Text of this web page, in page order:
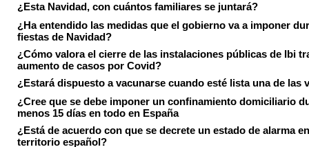
¿Esta Navidad, con cuántos familiares se juntará?
¿Ha entendido las medidas que el gobierno va a imponer
fiestas de Navidad?
¿Cómo valora el cierre de las instalaciones públicas de Ibi
aumento de casos por Covid?
¿Estará dispuesto a vacunarse cuando esté lista una de las
¿Cree que se debe imponer un confinamiento domiciliario
menos 15 días en todo en España
¿Está de acuerdo con que se decrete un estado de alarma
territorio español?